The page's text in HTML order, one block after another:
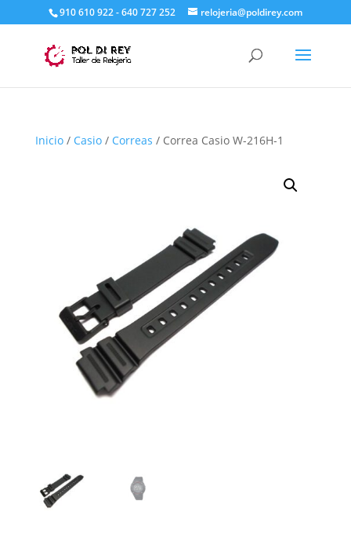
910 610 922 - 640 727 252 relojeria@poldirey.com
Inicio/ Casio/ Correas / Correa Casio W-216H-1